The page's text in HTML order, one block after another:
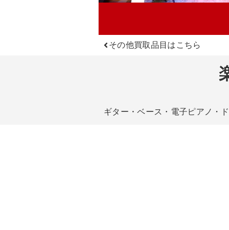
その他買取品目はこちら
ギター・ベース・電子ピアノ・